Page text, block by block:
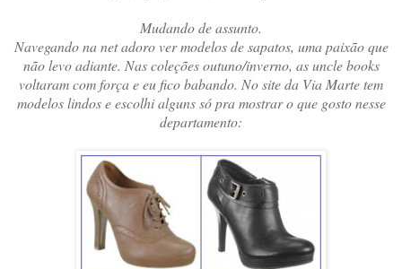
Mudando de assunto.
Navegando na net adoro ver modelos de sapatos, uma paixão que
não levo adiante. Nas coleções outuno/inverno, as uncle books
voltaram com força e eu fico babando. No site da Via Marte tem
modelos lindos e escolhi alguns só pra mostrar o que gosto nesse
departamento: